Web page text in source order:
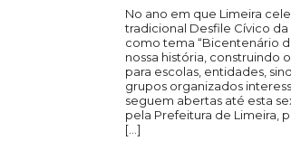
No ano em que Limeira
tradicional Desfile Cívico
como tema “Bicentenário
nossa história, construindo
para escolas, entidades,
grupos organizados
seguem abertas até esta
pela Prefeitura de Limeira,
[…]